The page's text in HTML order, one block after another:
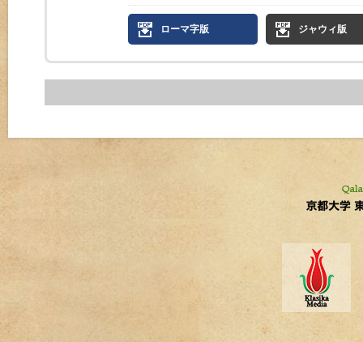
ローマ字版 ジャウィ版